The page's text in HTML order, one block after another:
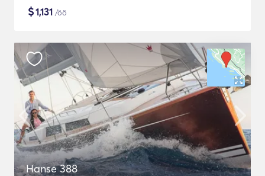
$1,131 /öö
Hanse 388